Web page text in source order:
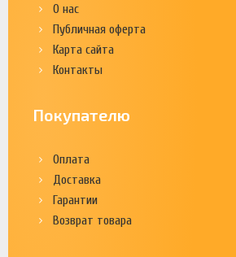
О нас
Публичная оферта
Карта сайта
Контакты
Покупателю
Оплата
Доставка
Гарантии
Возврат товара